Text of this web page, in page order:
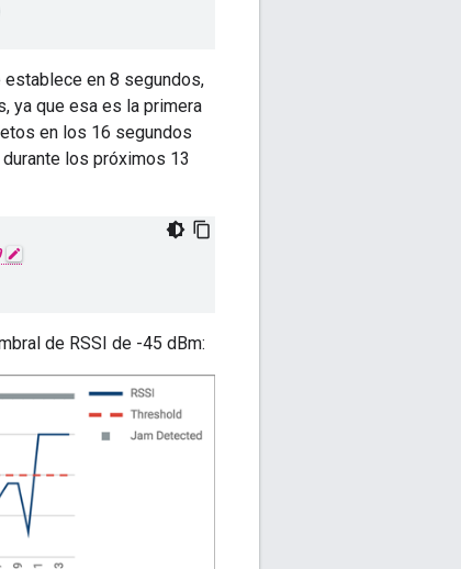
en 8 segundos,
ya que esa es la primera
en los 16 segundos
durante los próximos 13
de RSSI de -45 dBm: